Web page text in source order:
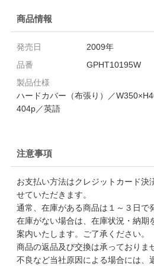
商品情報
発売日
2009年
品番
GPHT10195W
製品仕様
ハードカバー（布張り）／
404p／英語
注意事項
お支払い方法はクレジットカード決
せていただきます。
通常、在庫がある商品は１～３日で
在庫がない場合は、在庫状況・納期
案内いたします。ご了承ください。
商品の返品及び交換は承っておりま
不良など当社原因による場合には、